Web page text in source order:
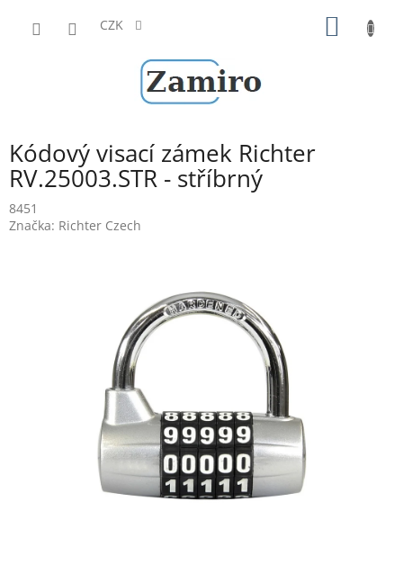
CZK
Kódový visací zámek Richter
RV.25003.STR - stříbrný
8451
Značka: Richter Czech